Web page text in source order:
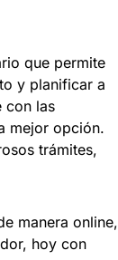
que permite
y planificar a
con las
mejor opción.
trámites,
manera online,
hoy con